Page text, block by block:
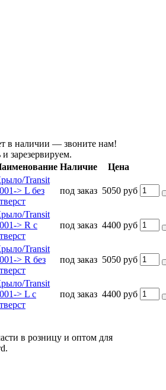
в наличии — звоните нам!
зарезервируем.
Наличие Цена
Transit
> L без
под заказ 5050 руб
Transit
> R с
под заказ 4400 руб
Transit
> R без
под заказ 5050 руб
Transit
> L с
под заказ 4400 руб
в розницу и оптом для